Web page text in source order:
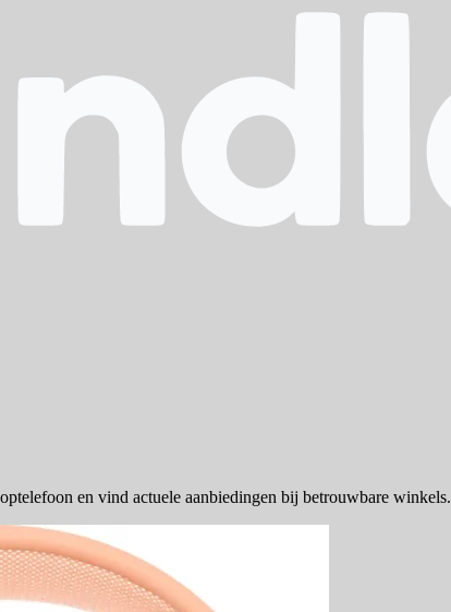
en vind actuele aanbiedingen bij betrouwbare winkels.